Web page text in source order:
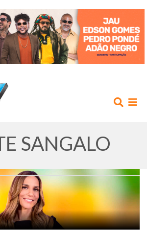
INÍCIO
AGENDA
SANGALO